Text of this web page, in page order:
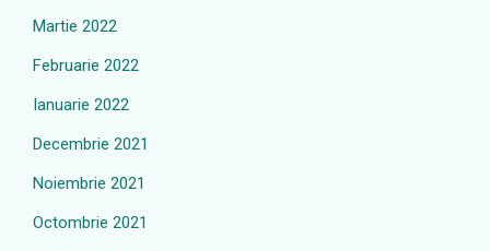
Martie 2022
Februarie 2022
Ianuarie 2022
Decembrie 2021
Noiembrie 2021
Octombrie 2021